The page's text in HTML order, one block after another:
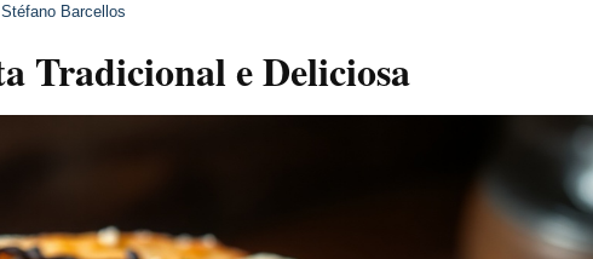
Stéfano Barcellos
Tradicional e Deliciosa